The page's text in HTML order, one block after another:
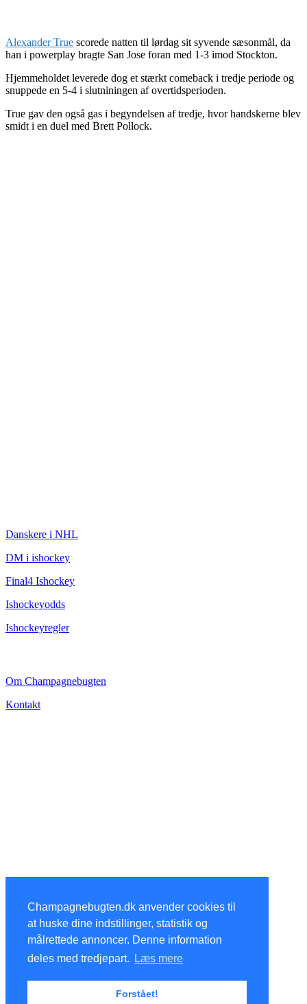
Champagnebugten.dk anvender cookies til
at huske dine indstillinger, statistik og
målrettede annoncer. Denne information
deles med tredjepart.
Læs mere
Forstået!
Alexander True scorede natten til lørdag sit syvende sæsonmål, da
han i powerplay bragte San Jose foran med 1-3 imod Stockton.
Hjemmeholdet leverede dog et stærkt comeback i tredje periode og
snuppede en 5-4 i slutniningen af overtidsperioden.
True gav den også gas i begyndelsen af tredje, hvor handskerne blev
smidt i en duel med Brett Pollock.
Danskere i NHL
DM i ishockey
Final4 Ishockey
Ishockeyodds
Ishockeyregler
Om Champagnebugten
Kontakt